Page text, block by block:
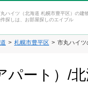
ハイツ（北海道 札幌市豊平区）の建
探しは、お部屋探しのエイブル
札幌市豊平区 市丸ハイツ
パート）/